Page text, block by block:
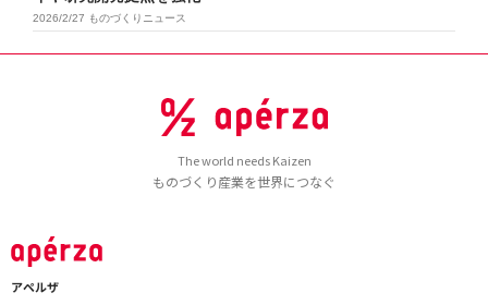
2026/2/27 ものづくりニュース
The world needs Kaizen
ものづくり産業を世界につなぐ
アペルザ